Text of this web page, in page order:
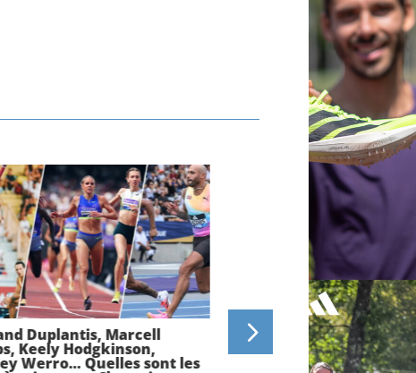
Duplantis, Marcell
Keely Hodgkinson,
Werro… Quelles sont les
Championnats d’Europe
Birmingham 2026 :
Gressier, Just Kwaou-